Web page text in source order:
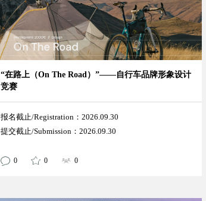
“在路上（On The Road）”——自行车品牌形象设计
竞赛
报名截止/Registration：2026.09.30
提交截止/Submission：2026.09.30
0 0 0